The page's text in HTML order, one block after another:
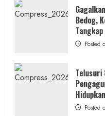
Bedog,
Posted
Telusuri
Posted